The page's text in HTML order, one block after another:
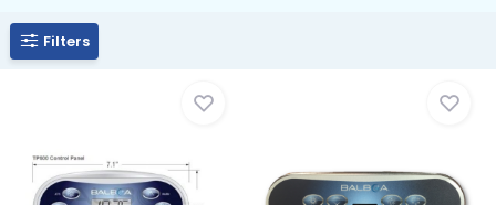
Filters